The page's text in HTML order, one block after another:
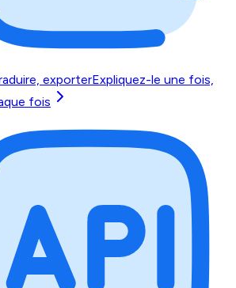
exporterExpliquez-le une fois,
fois